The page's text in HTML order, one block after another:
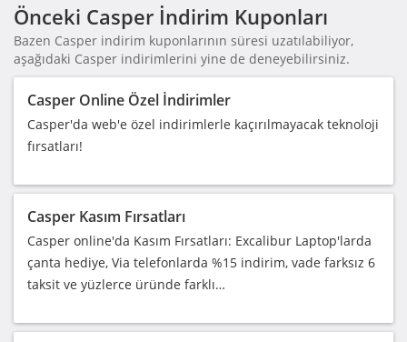
Önceki Casper İndirim Kuponları
Bazen Casper indirim kuponlarının süresi uzatılabiliyor,
aşağıdaki Casper indirimlerini yine de deneyebilirsiniz.
Casper Online Özel İndirimler
Casper'da web'e özel indirimlerle kaçırılmayacak teknoloji
fırsatları!
Casper Kasım Fırsatları
Casper online'da Kasım Fırsatları: Excalibur Laptop'larda
çanta hediye, Via telefonlarda %15 indirim, vade farksız 6
taksit ve yüzlerce üründe farklı…